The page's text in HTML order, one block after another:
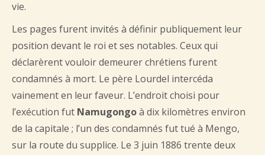
vie.
Les pages furent invités à définir publiquement leur
position devant le roi et ses notables. Ceux qui
déclarèrent vouloir demeurer chrétiens furent
condamnés à mort. Le père Lourdel intercéda
vainement en leur faveur. L’endroit choisi pour
l’exécution fut Namugongoà dix kilomètres environ
de la capitale ; l’un des condamnés fut tué à Mengo,
sur la route du supplice. Le 3 juin 1886 trente deux